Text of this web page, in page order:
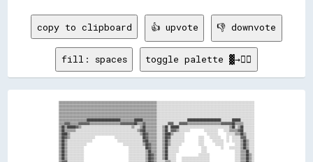
copy to clipboard 👍 upvote 👎 downvote
fill: spaces toggle palette ▓→✊🏽
▒▒▒▒▒▒▒▒▒▒▒▒▒▒▒▒▒▒▒▒▒▒▒▒▒▒▒▒▒▒▒▒▒▒▒▒▒▒▒▒▒▒▒▒▒▒▒▒▒▒▒▒▒▒▒▒▒▒▒▒▒▒▒▒▒▒▒▒▒▒░░░░░░░░░░░░░░░░░░░░░░░░░░░░░░░░░░░░░░░░░░░░░░░░░░░░░░░░░░░░░░░░░░░░░░
▒▒▒▒▒▒▒▒▒▒▒▒▒▒▒▒▒▒▒▒▒▒▒▒▒▒▒▒▒▒▒▒▒▒▒▒▒▒▒▒▒▒▒▒▒▒▒▒▒▒▒▒▒▒▒▒▒▒▒▒▒▒▒▒▒▒▒▒▒▒░░░░░░░░░░░░░░░░░░░░░░░░░░░░░░░░░░░░░░░░░░░░░░░░░░░░░░░░░░░░░░░░░░░░░░
▒▒▒▒▒▒▒▒▒▒▒▒▒▒▒▒▒▒▒▒▒▒▒▒▒▒▒▒▒▒▒▒▒▒▒▒▒▒▒▒▒▒▒▒▒▒▒▒▒▒▒▒▒▒▒▒▒▒▒▒▒▒▒▒▒▒▒▒▒▒░░░░░░░░░░░░░░░░░░░░░░░░░░░░░░░░░░░░░░░░░░░░░░░░░░░░░░░░░░░░░░░░░░░░░░
▒▒▒▒▒▒▒▒▒▒▒▒▒▒▒▒▒▒▒▒▒▒▒▒▒▒▒▒▒▒▒▒▒▒▒▒▒▒▒▒▒▒▒▒▒▒▒▒▒▒▒▒▒▒▒▒▒▒▒▒▒▒▒▒▒▒▒▒▒▒░░░░░░░░░░░░░░░░░░░░░░░░░░░░░░░░░░░░░░░░░░░░░░░░░░░░░░░░░░░░░░░░░░░░░░
▒▒▒▒▒▒▒▒▒▒▒▒▒▒▒▒▒▒▒▒▒▒▒▒▒▒▒▒▒▒▒▒▒▒▒▒▒▒▒▒▒▒▒▒▒▒▒▒▒▒▒▒▒▒▒▒▒▒▒▒▒▒▒▒▒▒▒▒▒▒░░░░░░░░░░░░░░░░░░░░░░░░░░░░░░░░░░░░░░░░░░░░░░░░░░░░░░░░░░░░░░░░░░░░░░
▒▒▒▒▒▒▒▒▒▒▒▒▒▒▒▒▒▒▒▒████████████████████████▒▒▒▒▒▒▒▒▒▒██████▒▒▒▒▒▒▒▒▒▒░░░░░░░░░░░░░░░░░░░░░░████████████████████████░░░░░░░░██████░░░░░░░░░░
▒▒▒▒▓▓▓▓▒▒▒▒▒▒▓▓▓▓▓▓▓▓▒▒▒▒▒▒▒▒▒▒▒▒▒▒▒▒▒▒▒▒▒▒▓▓▓▓▓▓▓▓▓▓██▒▒▒▒▓▓▒▒▒▒▒▒▒▒░░░░░░░░▓▓▓▓░░░░▓▓▓▓▓▓▒▒▒▒▒▒▒▒▒▒▒▒▒▒▒▒▒▒▒▒▒▒▒▒▓▓▓▓▓▓▓▓██▒▒▒▒▒▒░░░░░░░░
▒▒██▒▒██████▓▓▒▒░░░░░░░░░░░░░░░░░░░░░░░░░░░░░░░░░░░░▒▒░░░░▒▒██▒▒▒▒▒▒▒▒░░░░▒▒██░░██████░░░░░░░░░░░░░░░░░░░░░░░░░░░░░░░░░░░░▒▒██░░▒▒██░░░░░░░░
▒▒██▒▒▒▒▒▒▒▒░░░░░░░░░░░░░░░░░░░░░░░░░░░░░░░░░░░░░░░░░░░░▒▒▓▓██▒▒▒▒▒▒▒▒░░░░▒▒██░░▓▓▓▓▒▒░░░░░░░░          ░░░░░░░░░░    ░░░░▒▒▒▒▒▒▓▓██░░░░░░░░
▒▒████▒▒░░░░░░░░░░░░░░░░░░░░░░░░░░░░░░░░░░░░░░░░░░░░░░░░░░▒▒██▓▓▒▒▒▒▒▒░░░░▒▒████▒▒░░░░░░░░                ░░░░░░░░      ░░░░░░▒▒▒▒██▒▒░░░░░░
▒▒██▓▓▒▒░░░░░░░░░░░░░░░░░░              ░░░░░░░░░░░░░░░░░░░░██▓▓▒▒▒▒▒▒░░░░▒▒██▓▓░░░░░░░░░░          ░░░░    ░░░░░░░░    ░░  ░░░░░░▓▓▓▓░░░░░░
▒▒██▒▒░░░░░░░░░░░░░░░░░░                  ░░░░░░░░░░░░░░░░░░▓▓██▒▒▒▒▒▒░░░░▒▒██▒▒░░░░░░░░░░          ░░░░      ░░░░░░░░  ░░  ░░░░░░▒▒██▒▒░░░░
▒▒██▒▒░░░░░░░░░░░░░░                          ░░░░░░░░░░░░░░▒▒██▓▓▒▒▒▒░░░░▒▒██▒▒░░░░░░░░            ░░░░        ░░░░░░        ░░░░▒▒██▒▒░░░░
▒▒██▒▒░░░░░░░░░░░░                                ░░░░░░░░░░░░██▓▓▒▒▒▒░░░░▒▒██░░░░░░░░                ░░░░          ░░    ░░░░░░░░▒▒██▒▒░░░░
▒▒██▒▒░░░░░░░░░░░░                                ░░░░░░░░░░░░▒▒██▒▒▒▒░░░░▒▒██░░░░░░░░                ░░░░                    ░░░░▒▒▒▒██░░░░
▒▒██▒▒░░░░░░░░░░░░                                ░░░░░░░░░░░░▒▒██▓▓▒▒░░░░▒▒██░░░░░░                ░░░░░░░░                  ░░░░▒▒▒▒██▒▒░░
▒▒██▒▒░░░░░░░░░░░░                                ░░░░░░░░░░░░▒▒██▓▓▒▒░░░░▒▒██░░░░░░    ░░░░░░░░░░░░░░░░░░░░                  ░░░░▒▒▒▒██▒▒░░